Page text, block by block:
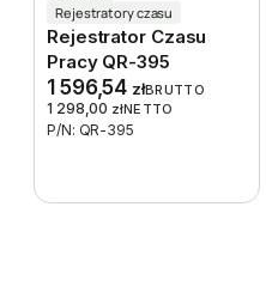
Rejestratory czasu
Rejestrator Czasu
Pracy QR-395
1 596,54 złBRUTTO
1 298,00 złNETTO
P/N: QR-395